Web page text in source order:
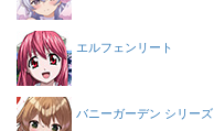
エルフェンリート
バニーガーデン シリーズ